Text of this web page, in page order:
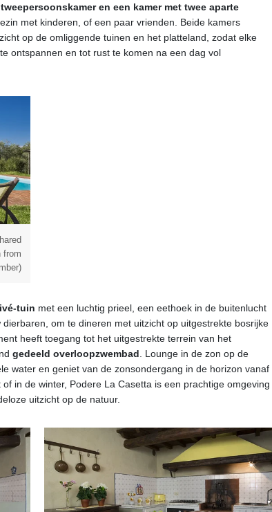
tweepersoonskamer en een kamer met twee aparte
met kinderen, of een paar vrienden. Beide kamers
op de omliggende tuinen en het platteland, zodat elke
ontspannen en tot rust te komen na een dag vol
from
tuin met een luchtig prieel, een eethoek in de buitenlucht
om te dineren met uitzicht op uitgestrekte bosrijke
heeft toegang tot het uitgestrekte terrein van het
gedeeld overloopzwembad. Lounge in de zon op de
water en geniet van de zonsondergang in de horizon vanaf
in de winter, Podere La Casetta is een prachtige omgeving
uitzicht op de natuur.